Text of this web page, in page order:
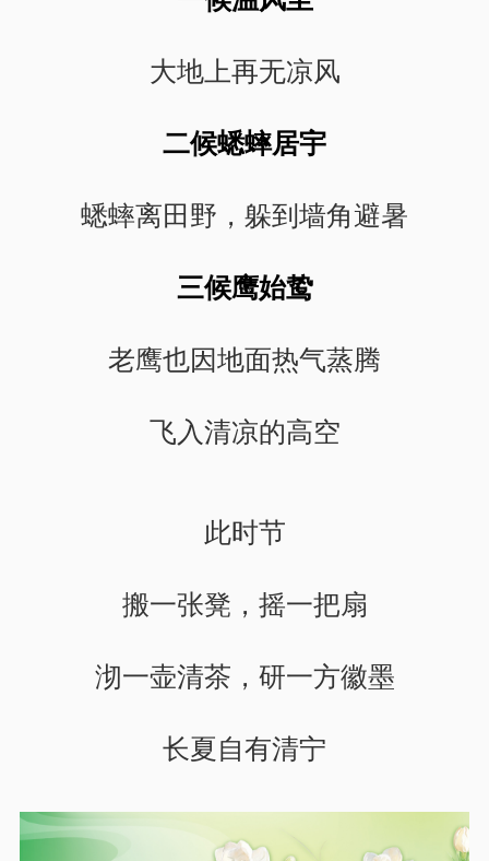
大地上再无凉风
二候蟋蟀居宇
蟋蟀离田野，躲到墙角避暑
三候鹰始鸷
老鹰也因地面热气蒸腾
飞入清凉的高空
此时节
搬一张凳，摇一把扇
沏一壶清茶，研一方徽墨
长夏自有清宁